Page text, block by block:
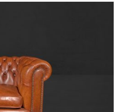
können
auf
der
Produktseite